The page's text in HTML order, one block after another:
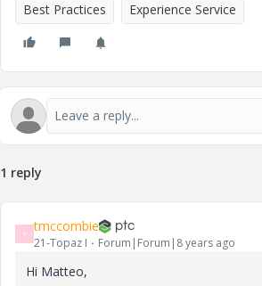
Best Practices
Experience Service
1 reply
T tmccombie
21-Topaz I Forum|Forum|8 years ago
Hi Matteo,